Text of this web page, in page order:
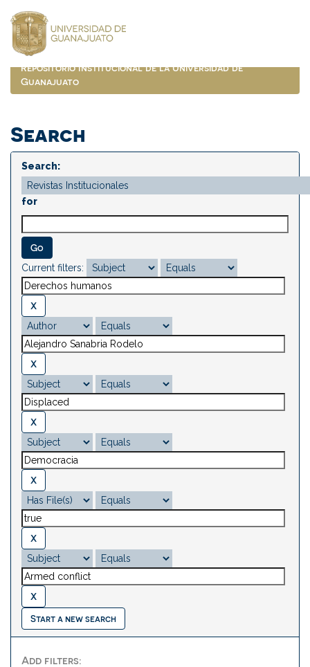
navigation
Repositorio Institucional de la Universidad de
Guanajuato
Search
Search:
for
Current filters:
Start a new search
Add filters: